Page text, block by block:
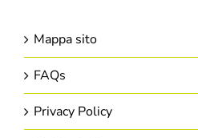
Mappa sito
FAQs
Privacy Policy